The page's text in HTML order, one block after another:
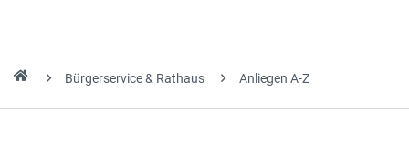
Bürgerservice & Rathaus Anliegen A-Z